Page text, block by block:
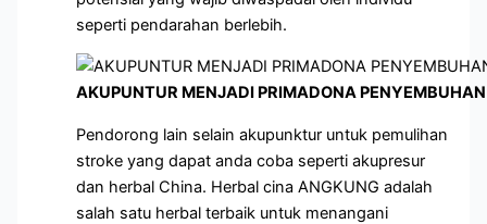
seperti pendarahan berlebih.
AKUPUNTUR MENJADI PRIMADONA
Pendorong lain selain akupunktur untuk pemulihan
stroke yang dapat anda coba seperti akupresur
dan herbal China. Herbal cina ANGKUNG adalah
salah satu herbal terbaik untuk menangani